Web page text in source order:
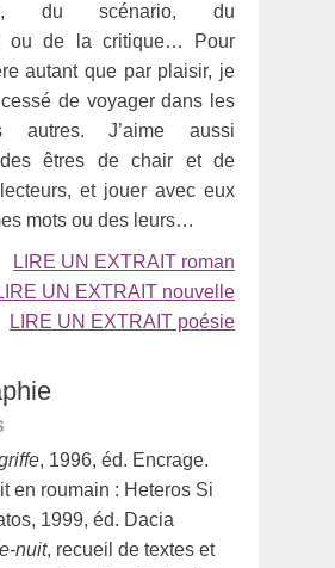
du scénario, du
ou de la critique… Pour
autant que par plaisir, je
cessé de voyager dans les
autres. J’aime aussi
des êtres de chair et de
et jouer avec eux
mots ou des leurs…
LIRE UN EXTRAIT roman
UN EXTRAIT nouvelle
LIRE UN EXTRAIT poésie
, 1996, éd. Encrage.
en roumain : Heteros Si
1999, éd. Dacia
nuit, recueil de textes et